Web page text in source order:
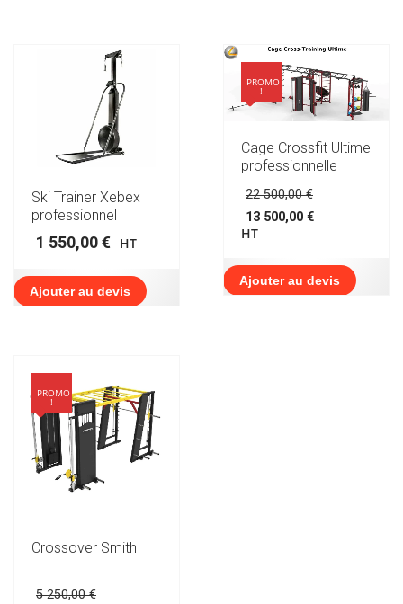
Ski Trainer Xebex
professionnel
1 550,00€ HT
Ajouter au devis
PROMO
!
Cage Crossfit Ultime
professionnelle
22 500,00€
500,00 €.
13 500,00 €
Le
actuel
est :
13
HT
Ajouter au devis
PROMO
!
Crossover Smith
5 250,00€